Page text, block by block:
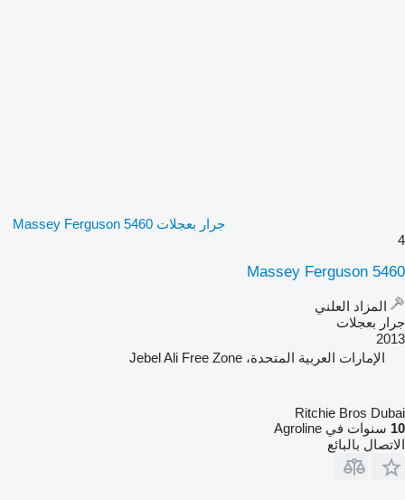
جرار بعجلات Massey Ferguson 5460
4
Massey Ferguson 5460
المزاد العلني
جرار بعجلات
2013
الإمارات العربية المتحدة، Jebel Ali Free Zone
Ritchie Bros Dubai
10 سنوات في Agroline
الاتصال بالبائع